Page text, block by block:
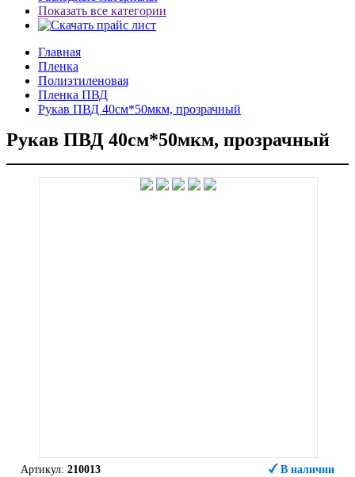
Показать все категории
Главная
Пленка
Полиэтиленовая
Пленка ПВД
Рукав ПВД 40см*50мкм, прозрачный
Рукав ПВД 40см*50мкм, прозрачный
Артикул: 210013 В наличии